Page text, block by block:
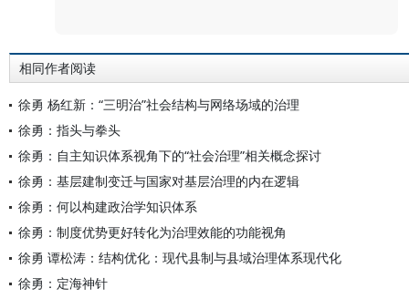
相同作者阅读
徐勇 杨红新：“三明治”社会结构与网络场域的治理
徐勇：指头与拳头
徐勇：自主知识体系视角下的“社会治理”相关概念探讨
徐勇：基层建制变迁与国家对基层治理的内在逻辑
徐勇：何以构建政治学知识体系
徐勇：制度优势更好转化为治理效能的功能视角
徐勇 谭松涛：结构优化：现代县制与县域治理体系现代化
徐勇：定海神针